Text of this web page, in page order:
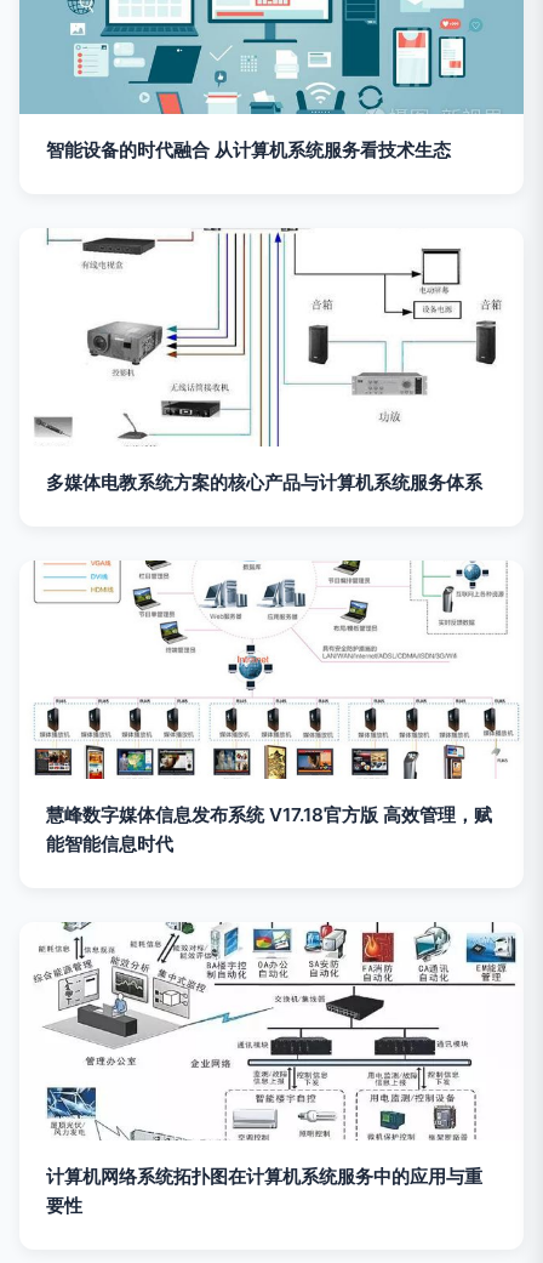
智能设备的时代融合 从计算机系统服务看技术生态
多媒体电教系统方案的核心产品与计算机系统服务体系
慧峰数字媒体信息发布系统 V17.18官方版 高效管理，赋
能智能信息时代
计算机网络系统拓扑图在计算机系统服务中的应用与重
要性